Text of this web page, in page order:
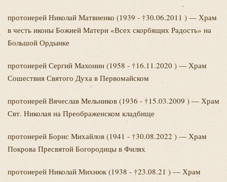
протоиерей Николай Матвиенко (1939 - †30.06.2011 ) — Храм
в честь иконы Божией Матери «Всех скорбящих Радость» на
Большой Ордынке
протоиерей Сергий Махонин (1958 - †16.11.2020 ) — Храм
Сошествия Святого Духа в Первомайском
протоиерей Вячеслав Мельников (1936 - †15.03.2009 ) — Храм
Свт. Николая на Преображенском кладбище
протоиерей БорисМихайлов (1941 - †30.08.2022 ) — Храм
Покрова Пресвятой Богородицы в Филях
протоиерей Николай Михнюк (1938 - †23.08.21 ) — Храм